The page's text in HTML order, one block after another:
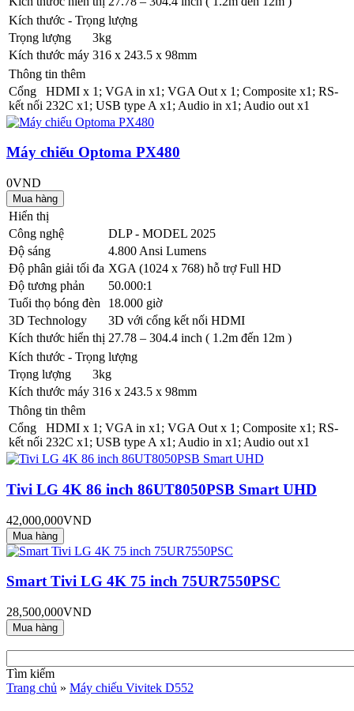
Kích thước - Trọng lượng
Trọng lượng
3kg
Kích thước máy 316 x 243.5 x 98mm
Thông tin thêm
Cổng
kết nối
HDMI x 1; VGA in x1; VGA Out x 1; Composite x1; RS-
232C x1; USB type A x1; Audio in x1; Audio out x1
Máy chiếu Optoma PX480
0VND
Hiển thị
Công nghệ
DLP - MODEL 2025
Độ sáng
4.800 Ansi Lumens
Độ phân giải tối đa XGA (1024 x 768) hỗ trợ Full HD
Độ tương phản
50.000:1
Tuổi thọ bóng đèn
18.000 giờ
3D Technology
3D với cổng kết nối HDMI
Kích thước hiển thị 27.78 – 304.4 inch ( 1.2m đến 12m )
Kích thước - Trọng lượng
Trọng lượng
3kg
Kích thước máy 316 x 243.5 x 98mm
Thông tin thêm
Cổng
kết nối
HDMI x 1; VGA in x1; VGA Out x 1; Composite x1; RS-
232C x1; USB type A x1; Audio in x1; Audio out x1
Tivi LG 4K 86 inch 86UT8050PSB Smart UHD
42,000,000VND
Smart Tivi LG 4K 75 inch 75UR7550PSC
28,500,000VND
Tìm kiếm
Trang chủ » Máy chiếu Vivitek D552